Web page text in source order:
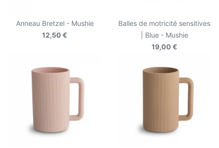
Anneau Bretzel - Mushie
12,50 €
Balles de motricité sensitives
| Blue - Mushie
19,00 €